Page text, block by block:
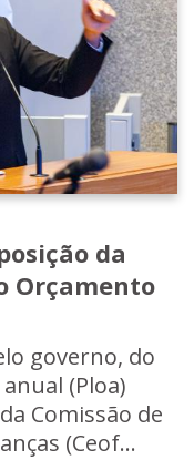
da
Orçamento
governo, do
(Ploa)
Comissão de
(Ceof...